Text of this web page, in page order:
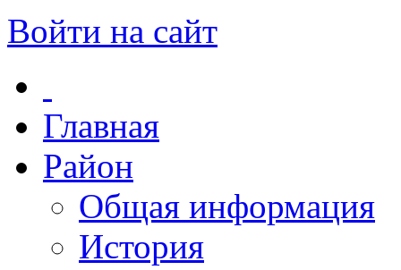
Войти на сайт
Главная
Район
Общая информация
История